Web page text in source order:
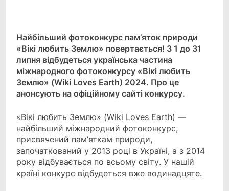
Link
Найбільший фотоконкурс пам’яток природи
«Вікі любить Землю» повертається! З 1 до 31
липня відбудеться українська частина
міжнародного фотоконкурсу «Вікі любить
Землю» (Wiki Loves Earth) 2024. Про це
анонсують на офіційному сайті конкурсу.
«Вікі любить Землю» (Wiki Loves Earth) —
найбільший міжнародний фотоконкурс,
присвячений пам’яткам природи,
започаткований у 2013 році в Україні, а з 2014
року відбувається по всьому світу. У нашій
країні конкурс відбудеться вже водинадцяте.